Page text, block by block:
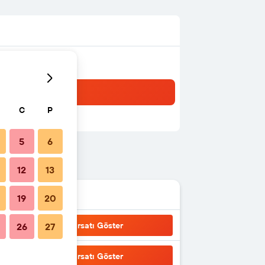
Fırsatı Göster
Fırsatı Göster
C P
5 6
12 13
19 20
26 27